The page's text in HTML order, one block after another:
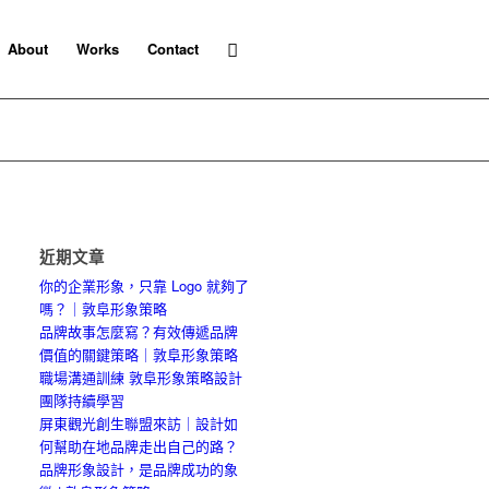
About Works Contact
近期文章
你的企業形象，只靠 Logo 就夠了
嗎？｜敦阜形象策略
品牌故事怎麼寫？有效傳遞品牌
價值的關鍵策略｜敦阜形象策略
職場溝通訓練 敦阜形象策略設計
團隊持續學習
屏東觀光創生聯盟來訪｜設計如
何幫助在地品牌走出自己的路？
品牌形象設計，是品牌成功的象